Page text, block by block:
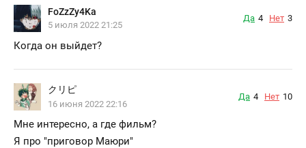
FoZzZy4Ka
5 июля 2022 21:25
Да 4 Нет 3
Когда он выйдет?
クリピ
16 июня 2022 22:16
Да 4 Нет 10
Мне интересно, а где фильм?
Я про "приговор Маюри"